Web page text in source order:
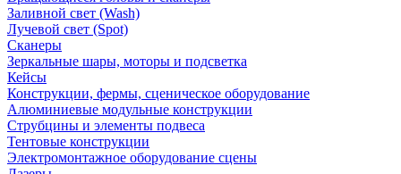
Заливной свет (Wash)
Лучевой свет (Spot)
Сканеры
Зеркальные шары, моторы и подсветка
Кейсы
Конструкции, фермы, сценическое оборудование
Алюминиевые модульные конструкции
Струбцины и элементы подвеса
Тентовые конструкции
Электромонтажное оборудование сцены